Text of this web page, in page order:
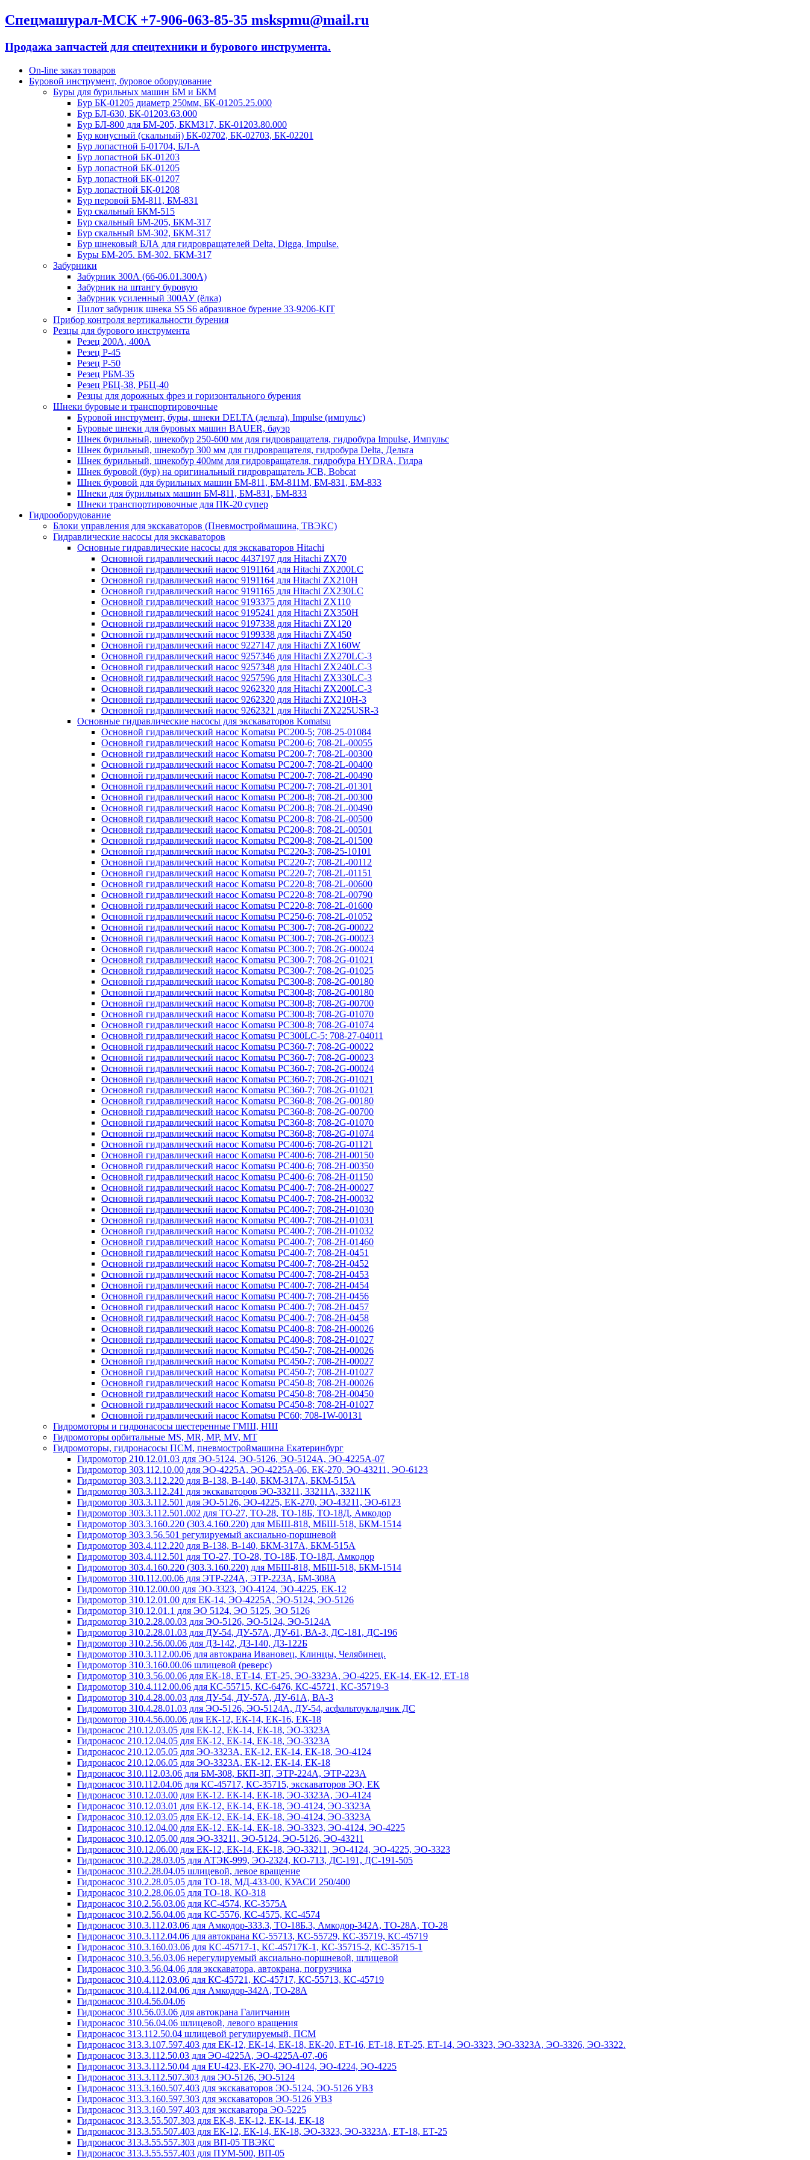
Спецмашурал-МСК +7-906-063-85-35 mskspmu@mail.ru
Продажа запчастей для спецтехники и бурового инструмента.
On-line заказ товаров
Буровой инструмент, буровое оборудование
Буры для бурильных машин БМ и БКМ
Бур БК-01205 диаметр 250мм, БК-01205.25.000
Бур БЛ-630, БК-01203.63.000
Бур БЛ-800 для БМ-205, БКМ317, БК-01203.80.000
Бур конусный (скальный) БК-02702, БК-02703, БК-02201
Бур лопастной Б-01704, БЛ-А
Бур лопастной БК-01203
Бур лопастной БК-01205
Бур лопастной БК-01207
Бур лопастной БК-01208
Бур перовой БМ-811, БМ-831
Бур скальный БКМ-515
Бур скальный БМ-205, БКМ-317
Бур скальный БМ-302, БКМ-317
Бур шнековый БЛА для гидровращателей Delta, Digga, Impulse.
Буры БМ-205. БМ-302. БКМ-317
Забурники
Забурник 300А (66-06.01.300А)
Забурник на штангу буровую
Забурник усиленный 300АУ (ёлка)
Пилот забурник шнека S5 S6 абразивное бурение 33-9206-KIT
Прибор контроля вертикальности бурения
Резцы для бурового инструмента
Резец 200А, 400А
Резец Р-45
Резец Р-50
Резец РБМ-35
Резец РБЦ-38, РБЦ-40
Резцы для дорожных фрез и горизонтального бурения
Шнеки буровые и транспортировочные
Буровой инструмент, буры, шнеки DELTA (дельта), Impulse (импульс)
Буровые шнеки для буровых машин BAUER, бауэр
Шнек бурильный, шнекобур 250-600 мм для гидровращателя, гидробура Impulse, Импульс
Шнек бурильный, шнекобур 300 мм для гидровращателя, гидробура Delta, Дельта
Шнек бурильный, шнекобур 400мм для гидровращателя, гидробура HYDRA, Гидра
Шнек буровой (бур) на оригинальный гидровращатель JCB, Bobcat
Шнек буровой для бурильных машин БМ-811, БМ-811М, БМ-831, БМ-833
Шнеки для бурильных машин БМ-811, БМ-831, БМ-833
Шнеки транспортировочные для ПК-20 супер
Гидрооборудование
Блоки управления для экскаваторов (Пневмостроймашина, ТВЭКС)
Гидравлические насосы для экскаваторов
Основные гидравлические насосы для экскаваторов Hitachi
Основной гидравлический насос 4437197 для Hitachi ZX70
Основной гидравлический насос 9191164 для Hitachi ZX200LC
Основной гидравлический насос 9191164 для Hitachi ZX210H
Основной гидравлический насос 9191165 для Hitachi ZX230LC
Основной гидравлический насос 9193375 для Hitachi ZX110
Основной гидравлический насос 9195241 для Hitachi ZX350H
Основной гидравлический насос 9197338 для Hitachi ZX120
Основной гидравлический насос 9199338 для Hitachi ZX450
Основной гидравлический насос 9227147 для Hitachi ZX160W
Основной гидравлический насос 9257346 для Hitachi ZX270LC-3
Основной гидравлический насос 9257348 для Hitachi ZX240LC-3
Основной гидравлический насос 9257596 для Hitachi ZX330LC-3
Основной гидравлический насос 9262320 для Hitachi ZX200LC-3
Основной гидравлический насос 9262320 для Hitachi ZX210H-3
Основной гидравлический насос 9262321 для Hitachi ZX225USR-3
Основные гидравлические насосы для экскаваторов Komatsu
Основной гидравлический насос Komatsu PC200-5; 708-25-01084
Основной гидравлический насос Komatsu PC200-6; 708-2L-00055
Основной гидравлический насос Komatsu PC200-7; 708-2L-00300
Основной гидравлический насос Komatsu PC200-7; 708-2L-00400
Основной гидравлический насос Komatsu PC200-7; 708-2L-00490
Основной гидравлический насос Komatsu PC200-7; 708-2L-01301
Основной гидравлический насос Komatsu PC200-8; 708-2L-00300
Основной гидравлический насос Komatsu PC200-8; 708-2L-00490
Основной гидравлический насос Komatsu PC200-8; 708-2L-00500
Основной гидравлический насос Komatsu PC200-8; 708-2L-00501
Основной гидравлический насос Komatsu PC200-8; 708-2L-01500
Основной гидравлический насос Komatsu PC220-3; 708-25-10101
Основной гидравлический насос Komatsu PC220-7; 708-2L-00112
Основной гидравлический насос Komatsu PC220-7; 708-2L-01151
Основной гидравлический насос Komatsu PC220-8; 708-2L-00600
Основной гидравлический насос Komatsu PC220-8; 708-2L-00790
Основной гидравлический насос Komatsu PC220-8; 708-2L-01600
Основной гидравлический насос Komatsu PC250-6; 708-2L-01052
Основной гидравлический насос Komatsu PC300-7; 708-2G-00022
Основной гидравлический насос Komatsu PC300-7; 708-2G-00023
Основной гидравлический насос Komatsu PC300-7; 708-2G-00024
Основной гидравлический насос Komatsu PC300-7; 708-2G-01021
Основной гидравлический насос Komatsu PC300-7; 708-2G-01025
Основной гидравлический насос Komatsu PC300-8; 708-2G-00180
Основной гидравлический насос Komatsu PC300-8; 708-2G-00180
Основной гидравлический насос Komatsu PC300-8; 708-2G-00700
Основной гидравлический насос Komatsu PC300-8; 708-2G-01070
Основной гидравлический насос Komatsu PC300-8; 708-2G-01074
Основной гидравлический насос Komatsu PC300LC-5; 708-27-04011
Основной гидравлический насос Komatsu PC360-7; 708-2G-00022
Основной гидравлический насос Komatsu PC360-7; 708-2G-00023
Основной гидравлический насос Komatsu PC360-7; 708-2G-00024
Основной гидравлический насос Komatsu PC360-7; 708-2G-01021
Основной гидравлический насос Komatsu PC360-7; 708-2G-01021
Основной гидравлический насос Komatsu PC360-8; 708-2G-00180
Основной гидравлический насос Komatsu PC360-8; 708-2G-00700
Основной гидравлический насос Komatsu PC360-8; 708-2G-01070
Основной гидравлический насос Komatsu PC360-8; 708-2G-01074
Основной гидравлический насос Komatsu PC400-6; 708-2G-01121
Основной гидравлический насос Komatsu PC400-6; 708-2H-00150
Основной гидравлический насос Komatsu PC400-6; 708-2H-00350
Основной гидравлический насос Komatsu PC400-6; 708-2H-01150
Основной гидравлический насос Komatsu PC400-7; 708-2H-00027
Основной гидравлический насос Komatsu PC400-7; 708-2H-00032
Основной гидравлический насос Komatsu PC400-7; 708-2H-01030
Основной гидравлический насос Komatsu PC400-7; 708-2H-01031
Основной гидравлический насос Komatsu PC400-7; 708-2H-01032
Основной гидравлический насос Komatsu PC400-7; 708-2H-01460
Основной гидравлический насос Komatsu PC400-7; 708-2H-0451
Основной гидравлический насос Komatsu PC400-7; 708-2H-0452
Основной гидравлический насос Komatsu PC400-7; 708-2H-0453
Основной гидравлический насос Komatsu PC400-7; 708-2H-0454
Основной гидравлический насос Komatsu PC400-7; 708-2H-0456
Основной гидравлический насос Komatsu PC400-7; 708-2H-0457
Основной гидравлический насос Komatsu PC400-7; 708-2H-0458
Основной гидравлический насос Komatsu PC400-8; 708-2H-00026
Основной гидравлический насос Komatsu PC400-8; 708-2H-01027
Основной гидравлический насос Komatsu PC450-7; 708-2H-00026
Основной гидравлический насос Komatsu PC450-7; 708-2H-00027
Основной гидравлический насос Komatsu PC450-7; 708-2H-01027
Основной гидравлический насос Komatsu PC450-8; 708-2H-00026
Основной гидравлический насос Komatsu PC450-8; 708-2H-00450
Основной гидравлический насос Komatsu PC450-8; 708-2H-01027
Основной гидравлический насос Komatsu PC60; 708-1W-00131
Гидромоторы и гидронасосы шестеренные ГМШ, НШ
Гидромоторы орбитальные MS, MR, MP, MV, MT
Гидромоторы, гидронасосы ПСМ, пневмостроймашина Екатеринбург
Гидромотор 210.12.01.03 для ЭО-5124, ЭО-5126, ЭО-5124А, ЭО-4225А-07
Гидромотор 303.112.10.00 для ЭО-4225А, ЭО-4225А-06, ЕК-270, ЭО-43211, ЭО-6123
Гидромотор 303.3.112.220 для В-138, В-140, БКМ-317А, БКМ-515А
Гидромотор 303.3.112.241 для экскаваторов ЭО-33211, 33211А, 33211К
Гидромотор 303.3.112.501 для ЭО-5126, ЭО-4225, ЕК-270, ЭО-43211, ЭО-6123
Гидромотор 303.3.112.501.002 для ТО-27, ТО-28, ТО-18Б, ТО-18Д, Амкодор
Гидромотор 303.3.160.220 (303.4.160.220) для МБШ-818, МБШ-518, БКМ-1514
Гидромотор 303.3.56.501 регулируемый аксиально-поршневой
Гидромотор 303.4.112.220 для В-138, В-140, БКМ-317А, БКМ-515А
Гидромотор 303.4.112.501 для ТО-27, ТО-28, ТО-18Б, ТО-18Д, Амкодор
Гидромотор 303.4.160.220 (303.3.160.220) для МБШ-818, МБШ-518, БКМ-1514
Гидромотор 310.112.00.06 для ЭТР-224А, ЭТР-223А, БМ-308А
Гидромотор 310.12.00.00 для ЭО-3323, ЭО-4124, ЭО-4225, ЕК-12
Гидромотор 310.12.01.00 для ЕК-14, ЭО-4225А, ЭО-5124, ЭО-5126
Гидромотор 310.12.01.1 для ЭО 5124, ЭО 5125, ЭО 5126
Гидромотор 310.2.28.00.03 для ЭО-5126, ЭО-5124, ЭО-5124А
Гидромотор 310.2.28.01.03 для ДУ-54, ДУ-57А, ДУ-61, ВА-3, ДС-181, ДС-196
Гидромотор 310.2.56.00.06 для ДЗ-142, ДЗ-140, ДЗ-122Б
Гидромотор 310.3.112.00.06 для автокрана Ивановец, Клинцы, Челябинец.
Гидромотор 310.3.160.00.06 шлицевой (реверс)
Гидромотор 310.3.56.00.06 для ЕК-18, ЕТ-14, ЕТ-25, ЭО-3323А, ЭО-4225, ЕК-14, ЕК-12, ЕТ-18
Гидромотор 310.4.112.00.06 для КС-55715, КС-6476, КС-45721, КС-35719-3
Гидромотор 310.4.28.00.03 для ДУ-54, ДУ-57А, ДУ-61А, ВА-3
Гидромотор 310.4.28.01.03 для ЭО-5126, ЭО-5124А, ДУ-54, асфальтоукладчик ДС
Гидромотор 310.4.56.00.06 для ЕК-12, ЕК-14, ЕК-16, ЕК-18
Гидронасос 210.12.03.05 для ЕК-12, ЕК-14, ЕК-18, ЭО-3323А
Гидронасос 210.12.04.05 для ЕК-12, ЕК-14, ЕК-18, ЭО-3323А
Гидронасос 210.12.05.05 для ЭО-3323А, ЕК-12, ЕК-14, ЕК-18, ЭО-4124
Гидронасос 210.12.06.05 для ЭО-3323А, ЕК-12, ЕК-14, ЕК-18
Гидронасос 310.112.03.06 для БМ-308, БКП-3П, ЭТР-224А, ЭТР-223А
Гидронасос 310.112.04.06 для КС-45717, КС-35715, экскаваторов ЭО, ЕК
Гидронасос 310.12.03.00 для ЕК-12. ЕК-14, ЕК-18, ЭО-3323А, ЭО-4124
Гидронасос 310.12.03.01 для ЕК-12, ЕК-14, ЕК-18, ЭО-4124, ЭО-3323А
Гидронасос 310.12.03.05 для ЕК-12, ЕК-14, ЕК-18, ЭО-4124, ЭО-3323А
Гидронасос 310.12.04.00 для ЕК-12, ЕК-14, ЕК-18, ЭО-3323, ЭО-4124, ЭО-4225
Гидронасос 310.12.05.00 для ЭО-33211, ЭО-5124, ЭО-5126, ЭО-43211
Гидронасос 310.12.06.00 для ЕК-12, ЕК-14, ЕК-18, ЭО-33211, ЭО-4124, ЭО-4225, ЭО-3323
Гидронасос 310.2.28.03.05 для АТЭК-999, ЭО-2324, КО-713, ДС-191, ДС-191-505
Гидронасос 310.2.28.04.05 шлицевой, левое вращение
Гидронасос 310.2.28.05.05 для ТО-18, МД-433-00, КУАСИ 250/400
Гидронасос 310.2.28.06.05 для ТО-18, КО-318
Гидронасос 310.2.56.03.06 для КС-4574, КС-3575А
Гидронасос 310.2.56.04.06 для КС-5576, КС-4575, КС-4574
Гидронасос 310.3.112.03.06 для Амкодор-333.3, ТО-18Б.3, Амкодор-342А, ТО-28А, ТО-28
Гидронасос 310.3.112.04.06 для автокрана КС-55713, КС-55729, КС-35719, КС-45719
Гидронасос 310.3.160.03.06 для КС-45717-1, КС-45717К-1, КС-35715-2, КС-35715-1
Гидронасос 310.3.56.03.06 нерегулируемый аксиально-поршневой, шлицевой
Гидронасос 310.3.56.04.06 для экскаватора, автокрана, погрузчика
Гидронасос 310.4.112.03.06 для КС-45721, КС-45717, КС-55713, КС-45719
Гидронасос 310.4.112.04.06 для Амкодор-342А, ТО-28А
Гидронасос 310.4.56.04.06
Гидронасос 310.56.03.06 для автокрана Галитчанин
Гидронасос 310.56.04.06 шлицевой, левого вращения
Гидронасос 313.112.50.04 шлицевой регулируемый, ПСМ
Гидронасос 313.3.107.597.403 для ЕК-12, ЕК-14, ЕК-18, ЕК-20, ЕТ-16, ЕТ-18, ЕТ-25, ЕТ-14, ЭО-3323, ЭО-3323А, ЭО-3326, ЭО-3322.
Гидронасос 313.3.112.50.03 для ЭО-4225А, ЭО-4225А-07,-06
Гидронасос 313.3.112.50.04 для ЕU-423, ЕК-270, ЭО-4124, ЭО-4224, ЭО-4225
Гидронасос 313.3.112.507.303 для ЭО-5126, ЭО-5124
Гидронасос 313.3.160.507.403 для экскаваторов ЭО-5124, ЭО-5126 УВЗ
Гидронасос 313.3.160.597.303 для экскаваторов ЭО-5126 УВЗ
Гидронасос 313.3.160.597.403 для экскаватора ЭО-5225
Гидронасос 313.3.55.507.303 для ЕК-8, ЕК-12, ЕК-14, ЕК-18
Гидронасос 313.3.55.507.403 для ЕК-12, ЕК-14, ЕК-18, ЭО-3323, ЭО-3323А, ЕТ-18, ЕТ-25
Гидронасос 313.3.55.557.303 для ВП-05 ТВЭКС
Гидронасос 313.3.55.557.403 для ПУМ-500, ВП-05